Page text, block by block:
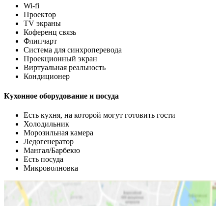
Wi-fi
Проектор
TV экраны
Коференц связь
Флипчарт
Система для синхроперевода
Проекционный экран
Виртуальная реальность
Кондиционер
Кухонное оборудование и посуда
Есть кухня, на которой могут готовить гости
Холодильник
Морозильная камера
Ледогенератор
Мангал/Барбекю
Есть посуда
Микроволновка